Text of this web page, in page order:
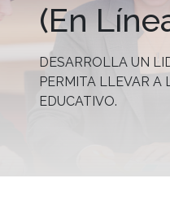
(En
DESARROLLA UN
PERMITA LLEVAR A
EDUCATIVO.